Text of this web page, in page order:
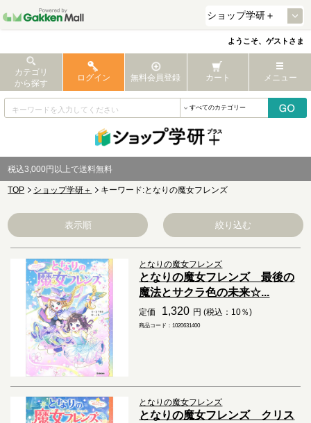
ようこそ、ゲストさま
カテゴリ
から探す
ログイン 無料会員登録 カート メニュー
税込3,000円以上で送料無料
TOP ショップ学研＋ キーワード:となりの魔女フレンズ
表示順 絞り込む
となりの魔女フレンズ
となりの魔女フレンズ 最後の
魔法とサクラ色の未来☆...
定価 1,320 円 (税込：10％)
商品コード：1020631400
となりの魔女フレンズ
となりの魔女フレンズ クリス